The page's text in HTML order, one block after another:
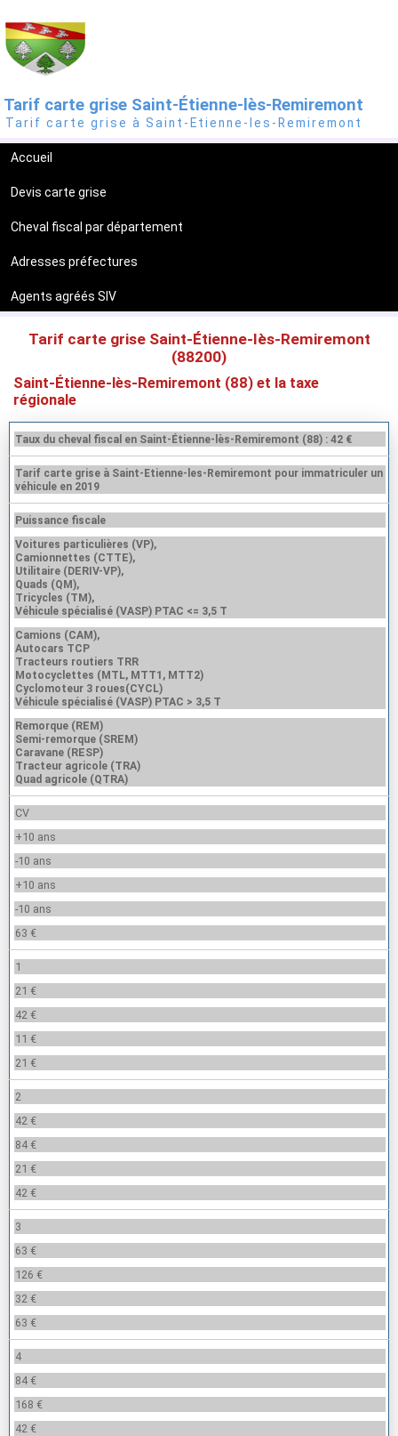
Tarif carte grise Saint-Étienne-lès-Remiremont
Tarif carte grise à Saint-Etienne-les-Remiremont
Accueil
Devis carte grise
Cheval fiscal par département
Adresses préfectures
Agents agréés SIV
Tarif carte grise Saint-Étienne-lès-Remiremont
(88200)
Saint-Étienne-lès-Remiremont (88) et la taxe
régionale
Taux du cheval fiscal en Saint-Étienne-lès-Remiremont (88) : 42 €
Tarif carte grise à Saint-Etienne-les-Remiremont pour immatriculer un
véhicule en 2019
Puissance fiscale
Voitures particulières (VP),
Camionnettes (CTTE),
Utilitaire (DERIV-VP),
Quads (QM),
Tricycles (TM),
Véhicule spécialisé (VASP) PTAC <= 3,5 T
Camions (CAM),
Autocars TCP
Tracteurs routiers TRR
Motocyclettes (MTL, MTT1, MTT2)
Cyclomoteur 3 roues(CYCL)
Véhicule spécialisé (VASP) PTAC > 3,5 T
Remorque (REM)
Semi-remorque (SREM)
Caravane (RESP)
Tracteur agricole (TRA)
Quad agricole (QTRA)
CV
+10 ans
-10 ans
+10 ans
-10 ans
63 €
1
21 €
42 €
11 €
21 €
2
42 €
84 €
21 €
42 €
3
63 €
126 €
32 €
63 €
4
84 €
168 €
42 €